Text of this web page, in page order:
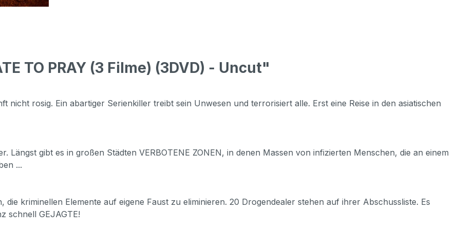
TO PRAY (3 Filme) (3DVD) - Uncut"
nicht rosig. Ein abartiger Serienkiller treibt sein Unwesen und terrorisiert alle. Erst eine Reise in den asiatischen
Längst gibt es in großen Städten VERBOTENE ZONEN, in denen Massen von infizierten Menschen, die an einem
...
die kriminellen Elemente auf eigene Faust zu eliminieren. 20 Drogendealer stehen auf ihrer Abschussliste. Es
schnell GEJAGTE!